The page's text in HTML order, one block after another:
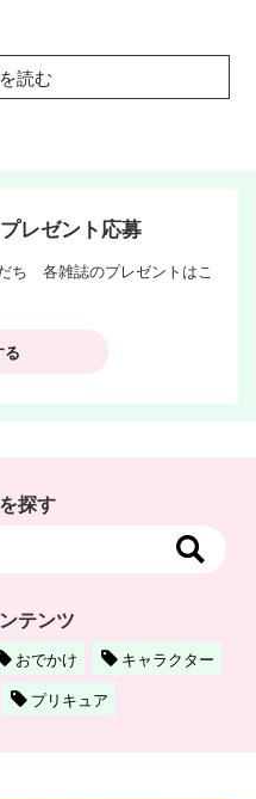
読む
レゼント応募
ち 各雑誌のプレゼントはこ
る
探す
テンツ
おでかけ
キャラクター
プリキュア